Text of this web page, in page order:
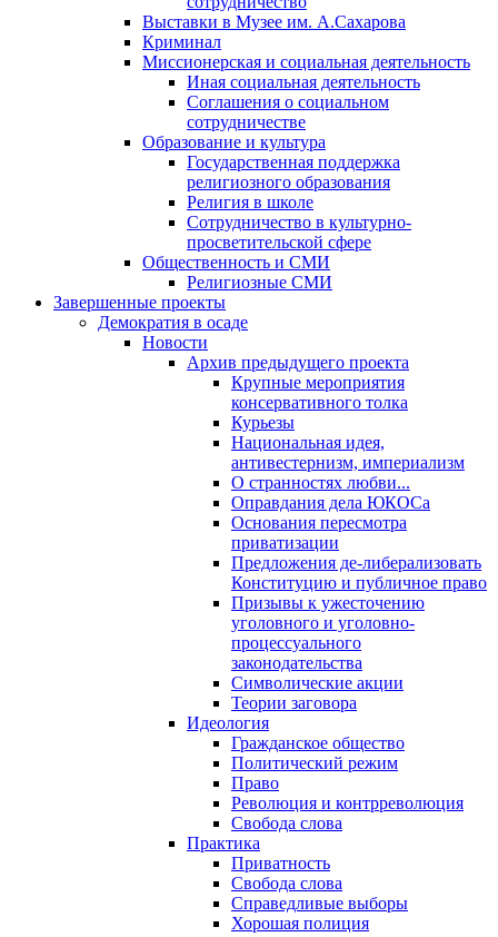
Выставки в Музее им. А.Сахарова
Криминал
Миссионерская и социальная деятельность
Иная социальная деятельность
Соглашения о социальном
сотрудничестве
Образование и культура
Государственная поддержка
религиозного образования
Религия в школе
Сотрудничество в культурно-
просветительской сфере
Общественность и СМИ
Религиозные СМИ
Завершенные проекты
Демократия в осаде
Новости
Архив предыдущего проекта
Крупные мероприятия
консервативного толка
Курьезы
Национальная идея,
антивестернизм, империализм
О странностях любви...
Оправдания дела ЮКОСа
Основания пересмотра
приватизации
Предложения де-либерализовать
Конституцию и публичное право
Призывы к ужесточению
уголовного и уголовно-
процессуального
законодательства
Символические акции
Теории заговора
Идеология
Гражданское общество
Политический режим
Право
Революция и контрреволюция
Свобода слова
Практика
Приватность
Свобода слова
Справедливые выборы
Хорошая полиция